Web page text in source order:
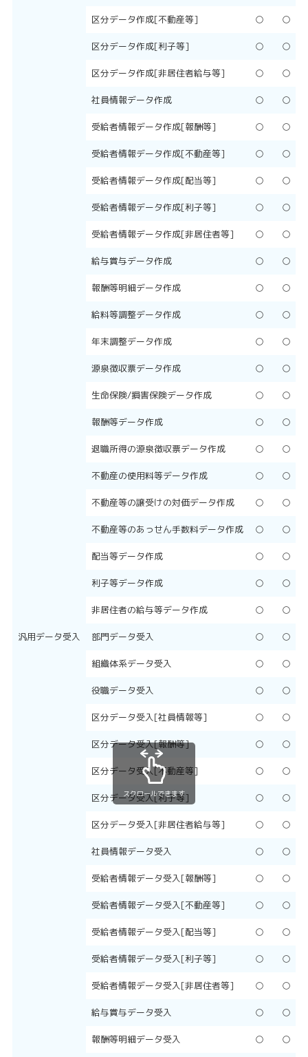
区分データ作成[不動産等] ○ ○
区分データ作成[利子等] ○ ○
区分データ作成[非居住者給与等] ○ ○
社員情報データ作成 ○ ○
受給者情報データ作成[報酬等] ○ ○
受給者情報データ作成[不動産等] ○ ○
受給者情報データ作成[配当等] ○ ○
受給者情報データ作成[利子等] ○ ○
受給者情報データ作成[非居住者等] ○ ○
給与賞与データ作成 ○ ○
報酬等明細データ作成 ○ ○
給料等調整データ作成 ○ ○
年末調整データ作成 ○ ○
源泉徴収票データ作成 ○ ○
生命保険/損害保険データ作成 ○ ○
報酬等データ作成 ○ ○
退職所得の源泉徴収票データ作成 ○ ○
不動産の使用料等データ作成 ○ ○
不動産等の譲受けの対価データ作成 ○ ○
不動産等のあっせん手数料データ作成 ○ ○
配当等データ作成 ○ ○
利子等データ作成 ○ ○
非居住者の給与等データ作成 ○ ○
汎用データ受入 部門データ受入 ○ ○
組織体系データ受入 ○ ○
役職データ受入 ○ ○
区分データ受入[社員情報等] ○ ○
区分データ受入[報酬等] ○ ○
区分データ受入[不動産等] ○ ○
区分データ受入[利子等] ○ ○
区分データ受入[非居住者給与等] ○ ○
社員情報データ受入 ○ ○
受給者情報データ受入[報酬等] ○ ○
受給者情報データ受入[不動産等] ○ ○
受給者情報データ受入[配当等] ○ ○
受給者情報データ受入[利子等] ○ ○
受給者情報データ受入[非居住者等] ○ ○
給与賞与データ受入 ○ ○
報酬等明細データ受入 ○ ○
スクロールできます